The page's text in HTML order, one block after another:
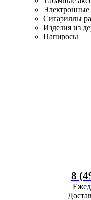
Электронные
Сигариллы
Изделия из
Папиросы
8